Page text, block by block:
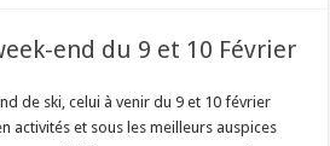
end du 9 et 10 Février
de ski, celui à venir du 9 et 10 février
activités et sous les meilleurs auspices